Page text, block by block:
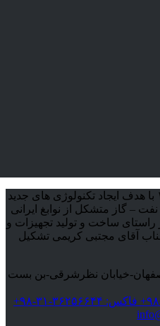
تیم پارسیان هلدینگ در سال ۱۳۹۱ با هدف ایجاد تکنولوژی های جدید
– گاز متشکل از نوابغ ایرانی
ساخت و تولید تجهیزات و
آقای مجتبی کریمی تشکیل
خیابان نظرشرقی-بن بست